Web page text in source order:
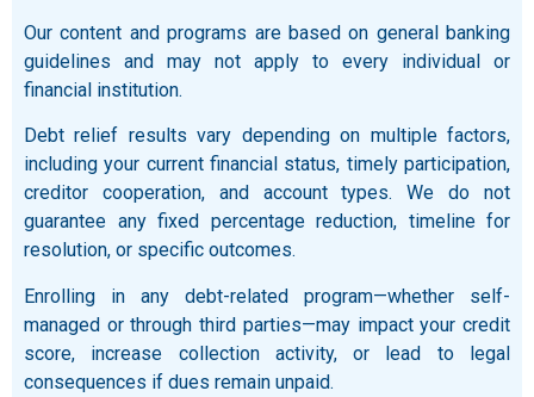
Our content and programs are based on general banking
guidelines and may not apply to every individual or
financial institution.
Debt relief results vary depending on multiple factors,
including your current financial status, timely participation,
creditor cooperation, and account types. We do not
guarantee any fixed percentage reduction, timeline for
resolution, or specific outcomes.
Enrolling in any debt-related program—whether self-
managed or through third parties—may impact your credit
score, increase collection activity, or lead to legal
consequences if dues remain unpaid.